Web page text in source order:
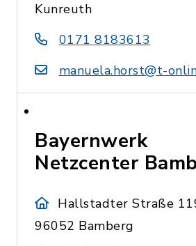
Kunreuth
0171 8183613
manuela.horst@t-
Bayernwerk
Netzcenter
Hallstadter Straße
96052 Bamberg